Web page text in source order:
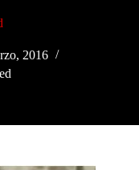
2016